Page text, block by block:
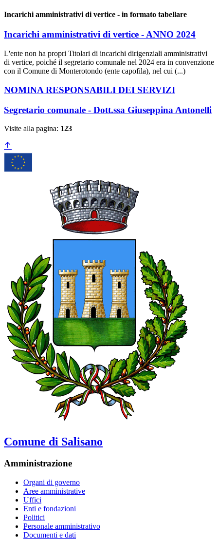
Incarichi amministrativi di vertice - in formato tabellare
Incarichi amministrativi di vertice - ANNO 2024
L'ente non ha propri Titolari di incarichi dirigenziali amministrativi
di vertice, poiché il segretario comunale nel 2024 era in convenzione
con il Comune di Monterotondo (ente capofila), nel cui (...)
NOMINA RESPONSABILI DEI SERVIZI
Segretario comunale - Dott.ssa Giuseppina Antonelli
Visite alla pagina: 123
Comune di Salisano
Amministrazione
Organi di governo
Aree amministrative
Uffici
Enti e fondazioni
Politici
Personale amministrativo
Documenti e dati